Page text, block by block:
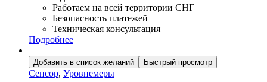
Работаем на всей территории СНГ
Безопасность платежей
Техническая консультация
Подробнее
Добавить в список желаний Быстрый просмотр
Сенсор, Уровнемеры